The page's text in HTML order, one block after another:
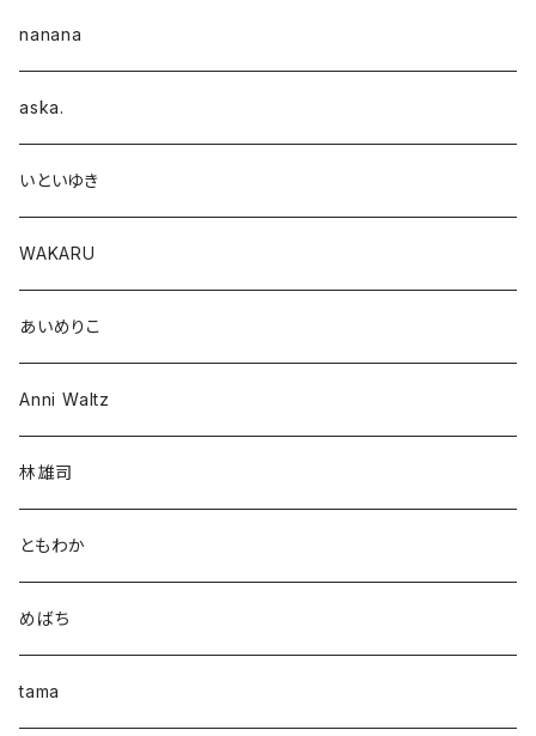
nanana
aska.
いといゆき
WAKARU
あいめりこ
Anni Waltz
林雄司
ともわか
めばち
tama